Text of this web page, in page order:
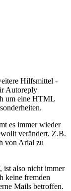
Hilfsmittel -
Autoreply
um eine HTML
es immer wieder
verändert. Z.B.
von Arial zu
ist also nicht immer
keine fremden
Mails betroffen.